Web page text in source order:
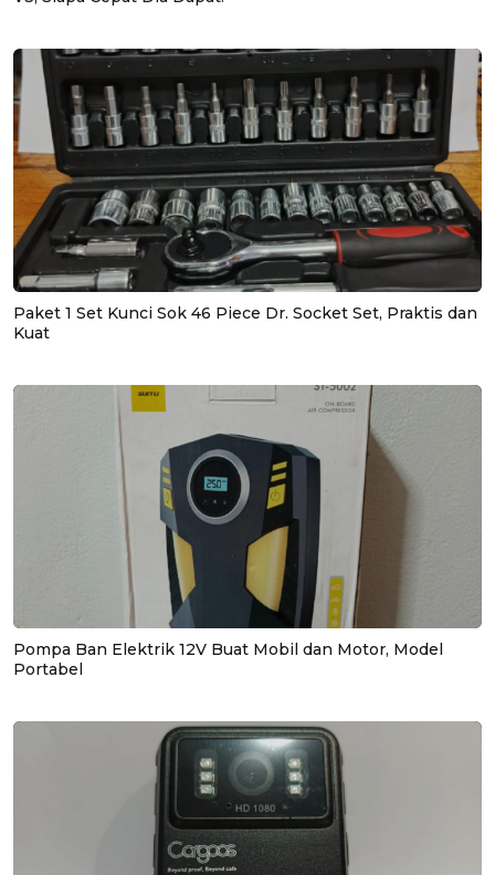
Paket 1 Set Kunci Sok 46 Piece Dr. Socket Set, Praktis dan
Kuat
Pompa Ban Elektrik 12V Buat Mobil dan Motor, Model
Portabel